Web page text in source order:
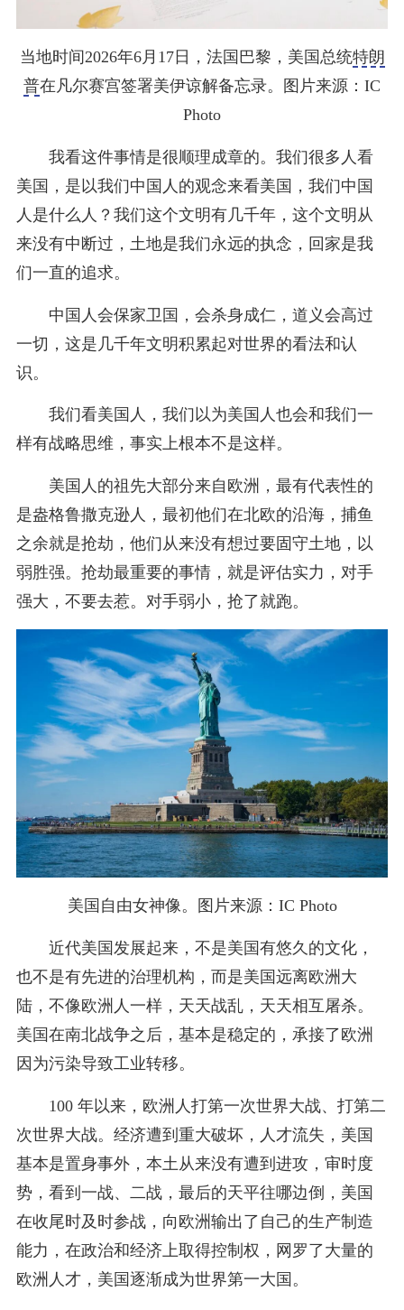
当地时间2026年6月17日，法国巴黎，美国总统特朗
普在凡尔赛宫签署美伊谅解备忘录。图片来源：IC
Photo
我看这件事情是很顺理成章的。我们很多人看
美国，是以我们中国人的观念来看美国，我们中国
人是什么人？我们这个文明有几千年，这个文明从
来没有中断过，土地是我们永远的执念，回家是我
们一直的追求。
中国人会保家卫国，会杀身成仁，道义会高过
一切，这是几千年文明积累起对世界的看法和认
识。
我们看美国人，我们以为美国人也会和我们一
样有战略思维，事实上根本不是这样。
美国人的祖先大部分来自欧洲，最有代表性的
是盎格鲁撒克逊人，最初他们在北欧的沿海，捕鱼
之余就是抢劫，他们从来没有想过要固守土地，以
弱胜强。抢劫最重要的事情，就是评估实力，对手
强大，不要去惹。对手弱小，抢了就跑。
美国自由女神像。图片来源：IC Photo
近代美国发展起来，不是美国有悠久的文化，
也不是有先进的治理机构，而是美国远离欧洲大
陆，不像欧洲人一样，天天战乱，天天相互屠杀。
美国在南北战争之后，基本是稳定的，承接了欧洲
因为污染导致工业转移。
100 年以来，欧洲人打第一次世界大战、打第二
次世界大战。经济遭到重大破坏，人才流失，美国
基本是置身事外，本土从来没有遭到进攻，审时度
势，看到一战、二战，最后的天平往哪边倒，美国
在收尾时及时参战，向欧洲输出了自己的生产制造
能力，在政治和经济上取得控制权，网罗了大量的
欧洲人才，美国逐渐成为世界第一大国。